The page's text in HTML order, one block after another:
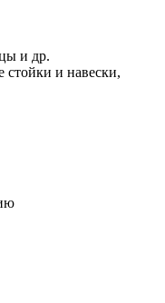
и др.
и навески,